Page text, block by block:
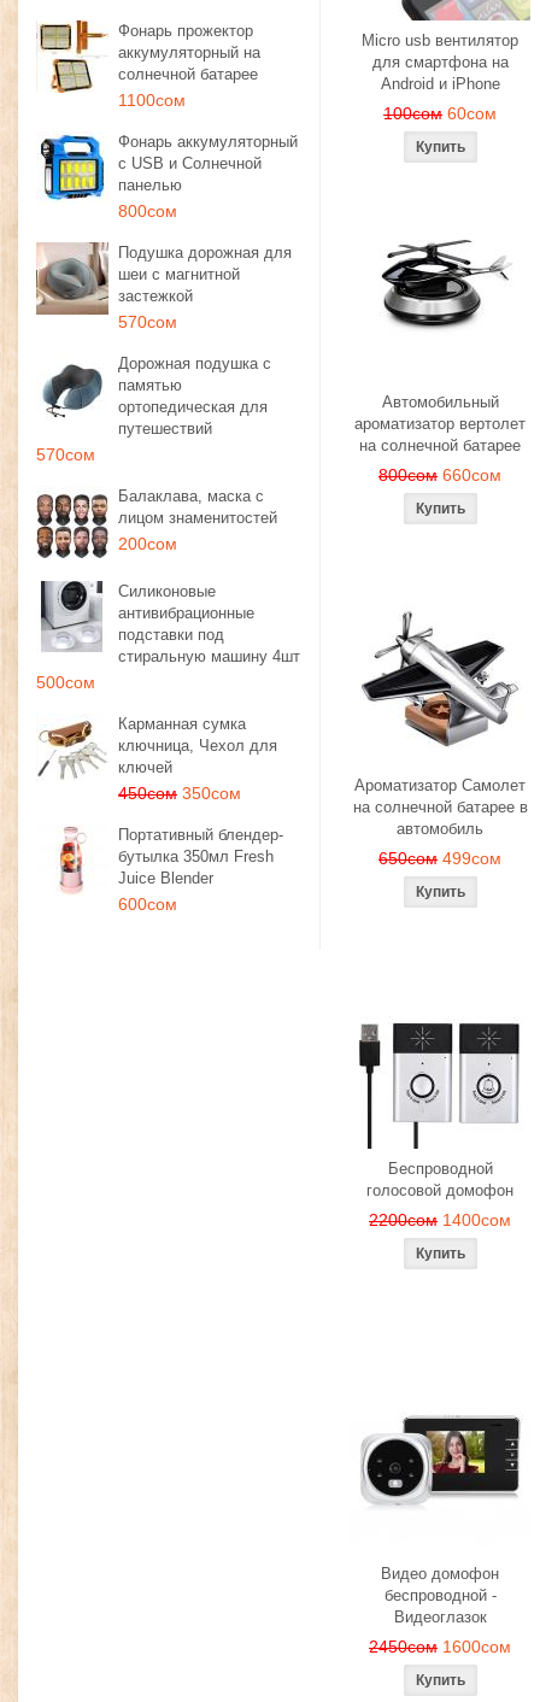
Фонарь прожектор
аккумуляторный на
солнечной батарее
1100сом
Фонарь аккумуляторный
с USB и Солнечной
панелью
800сом
Подушка дорожная для
шеи с магнитной
застежкой
570сом
Дорожная подушка с
памятью
ортопедическая для
путешествий
570сом
Балаклава, маска с
лицом знаменитостей
200сом
Силиконовые
антивибрационные
подставки под
стиральную машину 4шт
500сом
Карманная сумка
ключница, Чехол для
ключей
450сом 350сом
Портативный блендер-
бутылка 350мл Fresh
Juice Blender
600сом
Micro usb вентилятор
для смартфона на
Android и iPhone
100сом 60сом
Автомобильный
ароматизатор вертолет
на солнечной батарее
800сом 660сом
Ароматизатор Самолет
на солнечной батарее в
автомобиль
650сом 499сом
Беспроводной
голосовой домофон
2200сом 1400сом
Видео домофон
беспроводной -
Видеоглазок
2450сом 1600сом